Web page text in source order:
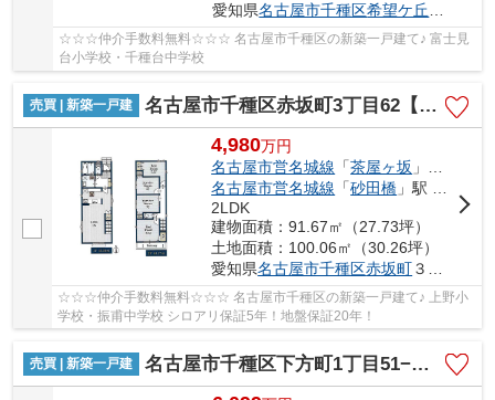
愛知県名古屋市千種区希望ケ丘３丁目8-
☆☆☆仲介手数料無料☆☆☆ 名古屋市千種区の新築一戸建て♪ 富士見
台小学校・千種台中学校
売買 | 新築一戸建 名古屋市千種区赤坂町3丁目62【仲介手数料無料】新築一戸建て
4,980万円
名古屋市営名城線 「茶屋ヶ坂 」駅 徒歩10分
名古屋市営名城線 「砂田橋 」駅 徒歩13分
2LDK
建物面積：91.67㎡（27.73坪）
土地面積：100.06㎡（30.26坪）
愛知県名古屋市千種区赤坂町３丁目62
☆☆☆仲介手数料無料☆☆☆ 名古屋市千種区の新築一戸建て♪ 上野小
学校・振甫中学校 シロアリ保証5年！地盤保証20年！
売買 | 新築一戸建 名古屋市千種区下方町1丁目51−1【仲介手数料無料】新築一戸建て 1号棟